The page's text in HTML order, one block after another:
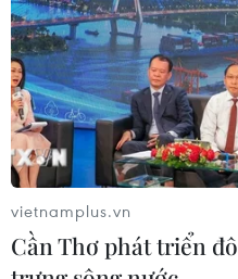
vietnamplus.vn
Cần Thơ phát triển